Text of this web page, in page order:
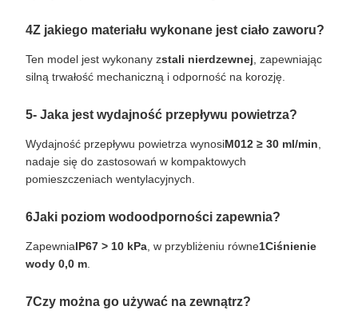
4Z jakiego materiału wykonane jest ciało zaworu?
Ten model jest wykonany zstali nierdzewnej , zapewniając
silną trwałość mechaniczną i odporność na korozję.
5- Jaka jest wydajność przepływu powietrza?
Wydajność przepływu powietrza wynosiM012 ≥ 30 ml/min
nadaje się do zastosowań w kompaktowych
pomieszczeniach wentylacyjnych.
6Jaki poziom wodoodporności zapewnia?
ZapewniaIP67 > 10 kPa , w przybliżeniu równe1Ciśnienie
wody 0,0 m
7Czy można go używać na zewnątrz?